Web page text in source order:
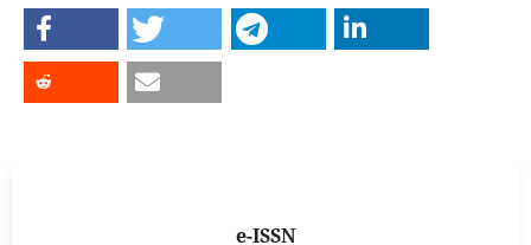
e-ISSN